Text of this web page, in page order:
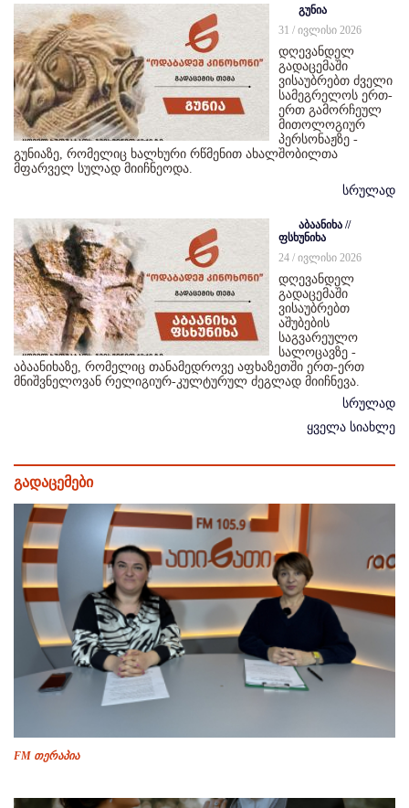
გუნია
31 / ივლისი 2026
დღევანდელ
გადაცემაში
ვისაუბრებთ ძველი
სამეგრელოს ერთ-
ერთ გამორჩეულ
მითოლოგიურ
პერსონაჟზე -
გუნიაზე, რომელიც ხალხური რწმენით ახალშობილთა
მფარველ სულად მიიჩნეოდა.
სრულად
აბაანიხა //
ფსხუნიხა
24 / ივლისი 2026
დღევანდელ
გადაცემაში
ვისაუბრებთ
აშუბების
საგვარეულო
სალოცავზე -
აბაანიხაზე, რომელიც თანამედროვე აფხაზეთში ერთ-ერთ
მნიშვნელოვან რელიგიურ-კულტურულ ძეგლად მიიჩნევა.
სრულად
ყველა სიახლე
გადაცემები
FM თერაპია